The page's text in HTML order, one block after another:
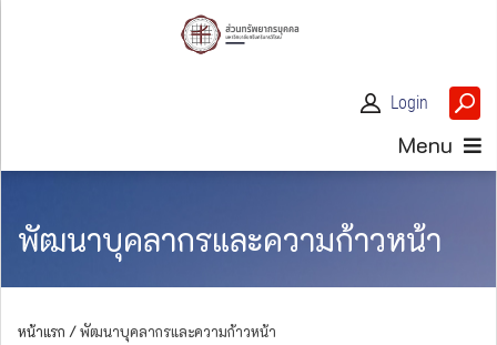
Login
Menu
พัฒนาบุคลากรและความก้าวหน้า
หน้าแรก /พัฒนาบุคลากรและความก้าวหน้า